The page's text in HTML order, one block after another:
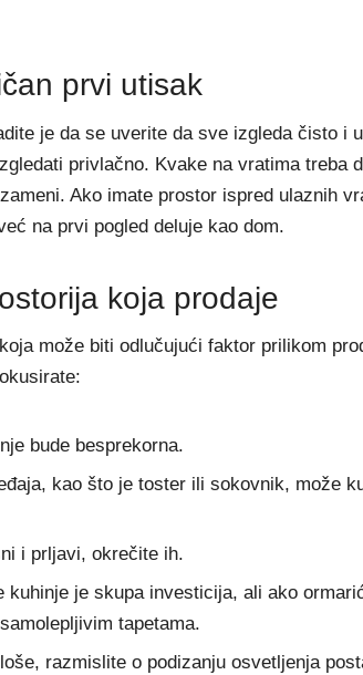
prvi utisak
je da se uverite da sve izgleda čisto i
privlačno. Kvake na vratima treba
Ako imate prostor ispred ulaznih
na prvi pogled deluje kao dom.
koja prodaje
može biti odlučujući faktor prilikom
bude besprekorna.
kao što je toster ili sokovnik, može
i prljavi, okrečite ih.
kuhinje je skupa investicija, ali ako
tapetama.
razmislite o podizanju osvetljenja